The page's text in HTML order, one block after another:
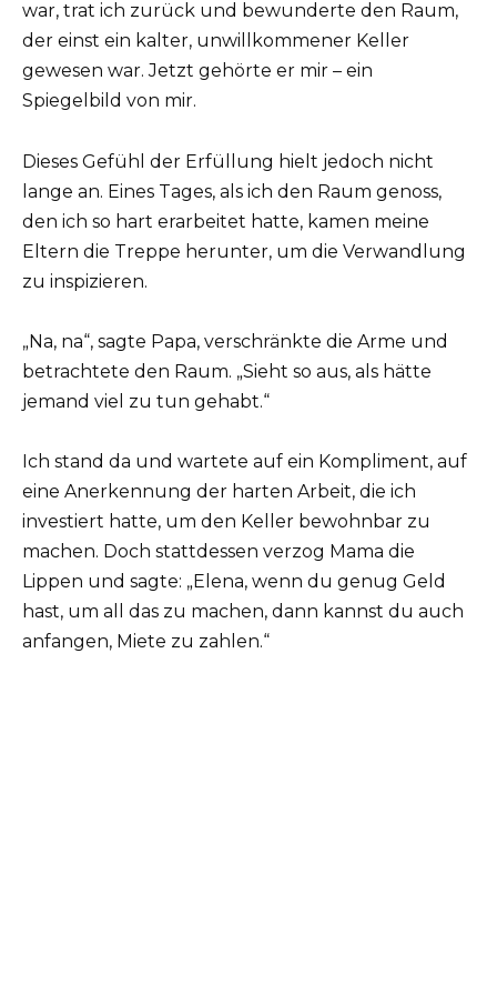
war, trat ich zurück und bewunderte den Raum,
der einst ein kalter, unwillkommener Keller
gewesen war. Jetzt gehörte er mir – ein
Spiegelbild von mir.
Dieses Gefühl der Erfüllung hielt jedoch nicht
lange an. Eines Tages, als ich den Raum genoss,
den ich so hart erarbeitet hatte, kamen meine
Eltern die Treppe herunter, um die Verwandlung
zu inspizieren.
„Na, na“, sagte Papa, verschränkte die Arme und
betrachtete den Raum. „Sieht so aus, als hätte
jemand viel zu tun gehabt.“
Ich stand da und wartete auf ein Kompliment, auf
eine Anerkennung der harten Arbeit, die ich
investiert hatte, um den Keller bewohnbar zu
machen. Doch stattdessen verzog Mama die
Lippen und sagte: „Elena, wenn du genug Geld
hast, um all das zu machen, dann kannst du auch
anfangen, Miete zu zahlen.“